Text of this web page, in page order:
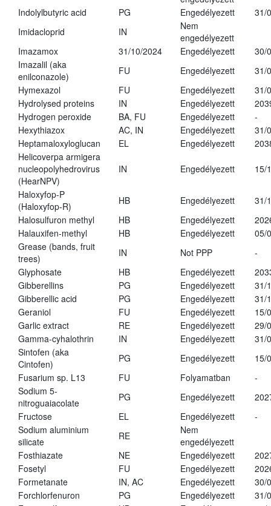
Indolylbutyric acid
PG Engedélyezett
31/
Imidacloprid
IN
Nem
engedélyezett
Imazamox
31/10/2024 Engedélyezett
30/
Imazalil (aka
enilconazole)
FU Engedélyezett
31/
Hymexazol
FU Engedélyezett
31/
Hydrolysed proteins
IN Engedélyezett
Hydrogen peroxide
BA, FU Engedélyezett
-
Hexythiazox
AC, IN Engedélyezett
31/
Heptamaloxyloglucan
EL Engedélyezett
Helicoverpa armigera
nucleopolyhedrovirus
(HearNPV)
IN Engedélyezett 15/
Haloxyfop-P
(Haloxyfop-R)
HB Engedélyezett
31/
Halosulfuron methyl
HB Engedélyezett
Halauxifen-methyl
HB Engedélyezett
05/
Grease (bands, fruit
trees)
IN Not PPP
-
Glyphosate
HB Engedélyezett
Gibberellins
PG Engedélyezett
31/
Gibberellic acid
PG Engedélyezett
31/
Geraniol
FU Engedélyezett
15/
Garlic extract
RE Engedélyezett
29/
Gamma-cyhalothrin
IN Engedélyezett
31/
Sintofen (aka
Cintofen)
PG Engedélyezett
15/
Fusarium sp. L13
FU Folyamatban
-
Sodium 5-
nitroguaiacolate
PG Engedélyezett
Fructose
EL Engedélyezett
-
Sodium aluminium
silicate
RE
Nem
engedélyezett
Fosthiazate
NE Engedélyezett
Fosetyl
FU Engedélyezett
Formetanate
IN, AC Engedélyezett
30/
Forchlorfenuron
PG Engedélyezett
31/